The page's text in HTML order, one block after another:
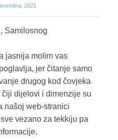
2021
Samilosnog
jasnija molim vas
jer čitanje samo
drugog kod čovjeka
dijelovi i dimenzije su
našoj web-stranici
vezano za tekkiju pa